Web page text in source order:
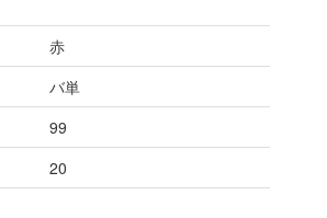
赤
バ単
99
20